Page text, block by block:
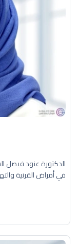
الدكتورة عنود فيصل
في أمراض القرنية